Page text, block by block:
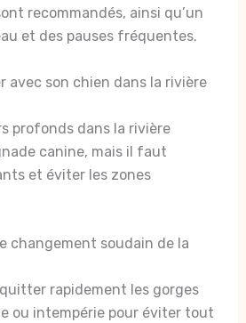
recommandés, ainsi qu’un
et des pauses fréquentes.
avec son chien dans la rivière
profonds dans la rivière
canine, mais il faut
et éviter les zones
changement soudain de la
rapidement les gorges
ou intempérie pour éviter tout